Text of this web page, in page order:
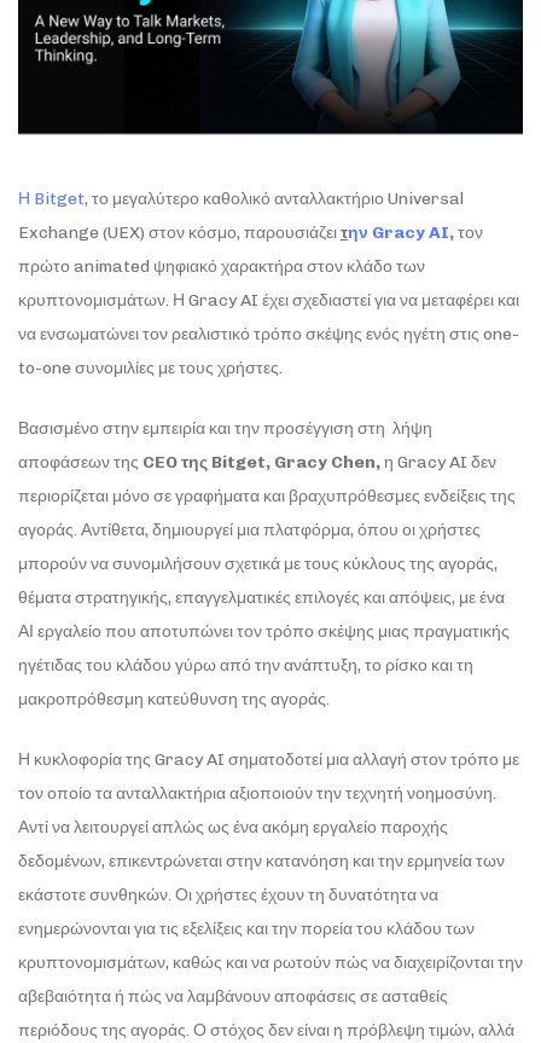
Η Bitget, το μεγαλύτερο καθολικό ανταλλακτήριο Universal
Exchange (UEX) στον κόσμο, παρουσιάζειτην Gracy AI,τον
πρώτο animated ψηφιακό χαρακτήρα στον κλάδο των
κρυπτονομισμάτων. Η Gracy AI έχει σχεδιαστεί για να μεταφέρει και
να ενσωματώνει τον ρεαλιστικό τρόπο σκέψης ενός ηγέτη στις one-
to-one συνομιλίες με τους χρήστες.
Βασισμένο στην εμπειρία και την προσέγγιση στη λήψη
αποφάσεων της CEOτης Bitget, Gracy Chen,η Gracy AI δεν
περιορίζεται μόνο σε γραφήματα και βραχυπρόθεσμες ενδείξεις της
αγοράς. Αντίθετα, δημιουργεί μια πλατφόρμα, όπου οι χρήστες
μπορούν να συνομιλήσουν σχετικά με τους κύκλους της αγοράς,
θέματα στρατηγικής, επαγγελματικές επιλογές και απόψεις, με ένα
ΑΙ εργαλείο που αποτυπώνει τον τρόπο σκέψης μιας πραγματικής
ηγέτιδας του κλάδου γύρω από την ανάπτυξη, το ρίσκο και τη
μακροπρόθεσμη κατεύθυνση της αγοράς.
Η κυκλοφορία της Gracy AI σηματοδοτεί μια αλλαγή στον τρόπο με
τον οποίο τα ανταλλακτήρια αξιοποιούν την τεχνητή νοημοσύνη.
Αντί να λειτουργεί απλώς ως ένα ακόμη εργαλείο παροχής
δεδομένων, επικεντρώνεται στην κατανόηση και την ερμηνεία των
εκάστοτε συνθηκών. Οι χρήστες έχουν τη δυνατότητα να
ενημερώνονται για τις εξελίξεις και την πορεία του κλάδου των
κρυπτονομισμάτων, καθώς και να ρωτούν πώς να διαχειρίζονται την
αβεβαιότητα ή πώς να λαμβάνουν αποφάσεις σε ασταθείς
περιόδους της αγοράς. Ο στόχος δεν είναι η πρόβλεψη τιμών, αλλά